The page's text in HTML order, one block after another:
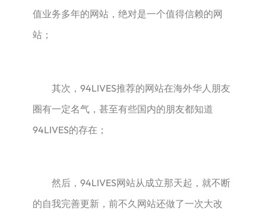
值业务多年的网站，绝对是一个值得信赖的网
站；
其次，94LIVES推荐的网站在海外华人朋友
圈有一定名气，甚至有些国内的朋友都知道
94LIVES的存在；
然后，94LIVES网站从成立那天起，就不断
的自我完善更新，前不久网站还做了一次大改